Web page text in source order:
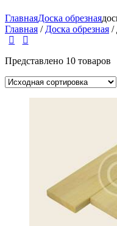
ГлавнаяДоска обрезная
Главная / Доска обрезная /
Представлено 10 товаров